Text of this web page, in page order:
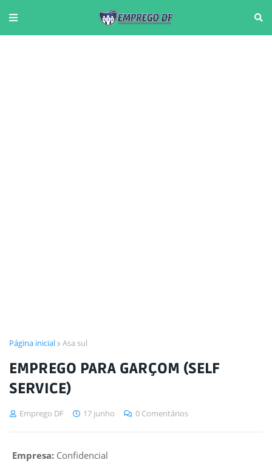
Página inicial Asa sul
EMPREGO PARA GARÇOM (SELF
SERVICE)
Emprego DF 17 junho 0 Comentários
Empresa: Confidencial